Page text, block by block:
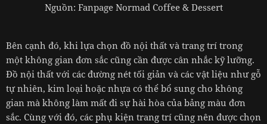
Nguồn: Fanpage Normad Coffee & Dessert
Bên cạnh đó, khi lựa chọn đồ nội thất và trang trí trong
một không gian đơn sắc cũng cần được cân nhắc kỹ lưỡng.
Đồ nội thất với các đường nét tối giản và các vật liệu như gỗ
tự nhiên, kim loại hoặc nhựa có thể bổ sung cho không
gian mà không làm mất đi sự hài hòa của bảng màu đơn
sắc. Cùng với đó, các phụ kiện trang trí cũng nên được chọn